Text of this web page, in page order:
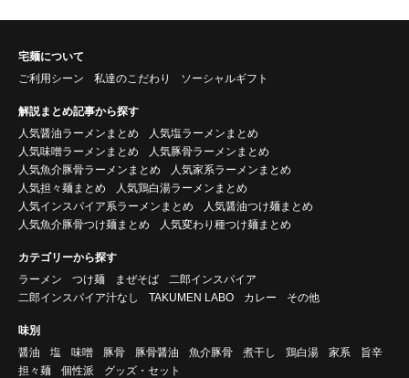
宅麺について
ご利用シーン
私達のこだわり ソーシャルギフト
解説まとめ記事から探す
人気醤油ラーメンまとめ
人気塩ラーメンまとめ
人気味噌ラーメンまとめ
人気豚骨ラーメンまとめ
人気魚介豚骨ラーメンまとめ
人気家系ラーメンまとめ
人気担々麺まとめ
人気鶏白湯ラーメンまとめ
人気インスパイア系ラーメンまとめ
人気醤油つけ麺まとめ
人気魚介豚骨つけ麺まとめ
人気変わり種つけ麺まとめ
カテゴリーから探す
ラーメン
つけ麺 まぜそば
二郎インスパイア
二郎インスパイア汁なし
TAKUMEN LABO カレー その他
味別
醤油
塩 味噌 豚骨 豚骨醤油 魚介豚骨 煮干し 鶏白湯 家系
旨辛
担々麺
個性派 グッズ・セット